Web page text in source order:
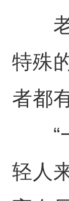
老
特殊
者都
“一
轻人